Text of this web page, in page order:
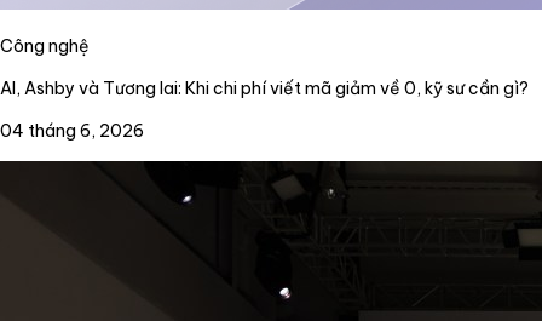
Công nghệ
AI, Ashby và Tương lai: Khi chi phí viết mã giảm về 0, kỹ sư cần gì?
04 tháng 6, 2026